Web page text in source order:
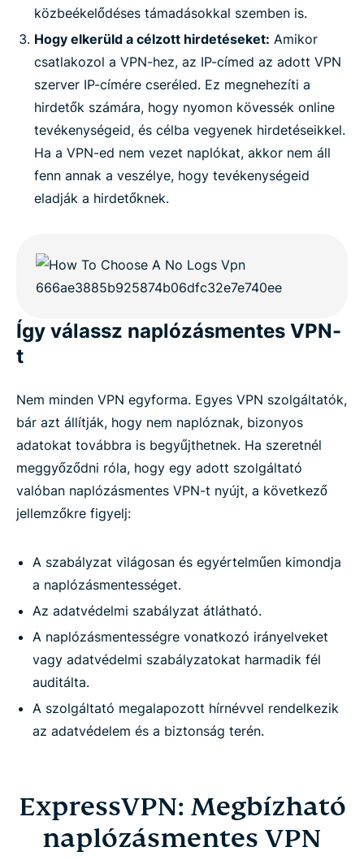
közbeékelődéses támadásokkal szemben is.
Hogy elkerüld a célzott hirdetéseket: Amikor
csatlakozol a VPN-hez, az IP-címed az adott VPN
szerver IP-címére cseréled. Ez megnehezíti a
hirdetők számára, hogy nyomon kövessék online
tevékenységeid, és célba vegyenek hirdetéseikkel.
Ha a VPN-ed nem vezet naplókat, akkor nem áll
fenn annak a veszélye, hogy tevékenységeid
eladják a hirdetőknek.
Így válassz naplózásmentes VPN-
t
Nem minden VPN egyforma. Egyes VPN szolgáltatók,
bár azt állítják, hogy nem naplóznak, bizonyos
adatokat továbbra is begyűjthetnek. Ha szeretnél
meggyőződni róla, hogy egy adott szolgáltató
valóban naplózásmentes VPN-t nyújt, a következő
jellemzőkre figyelj:
A szabályzat világosan és egyértelműen kimondja
a naplózásmentességet.
Az adatvédelmi szabályzat átlátható.
A naplózásmentességre vonatkozó irányelveket
vagy adatvédelmi szabályzatokat harmadik fél
auditálta.
A szolgáltató megalapozott hírnévvel rendelkezik
az adatvédelem és a biztonság terén.
ExpressVPN: Megbízható
naplózásmentes VPN